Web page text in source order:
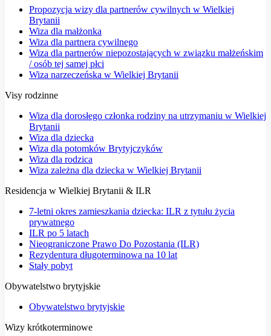
Propozycja wizy dla partnerów cywilnych w Wielkiej
Brytanii
Wiza dla małżonka
Wiza dla partnera cywilnego
Wiza dla partnerów niepozostających w związku małżeńskim
/ osób tej samej płci
Wiza narzeczeńska w Wielkiej Brytanii
Visy rodzinne
Wiza dla dorosłego członka rodziny na utrzymaniu w Wielkiej
Brytanii
Wiza dla dziecka
Wiza dla potomków Brytyjczyków
Wiza dla rodzica
Wiza zależna dla dziecka w Wielkiej Brytanii
Residencja w Wielkiej Brytanii & ILR
7-letni okres zamieszkania dziecka: ILR z tytułu życia
prywatnego
ILR po 5 latach
Nieograniczone Prawo Do Pozostania (ILR)
Rezydentura długoterminowa na 10 lat
Stały pobyt
Obywatelstwo brytyjskie
Obywatelstwo brytyjskie
Wizy krótkoterminowe